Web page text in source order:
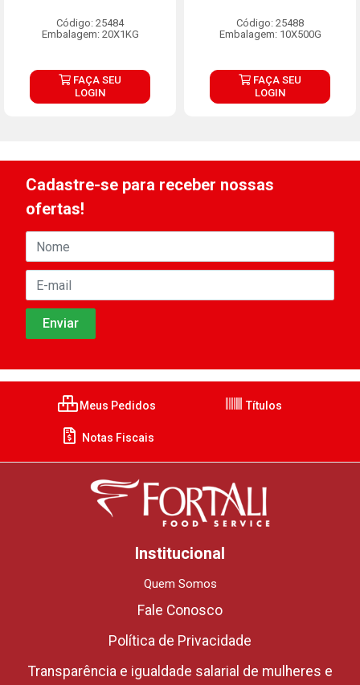
Código: 25484
Embalagem: 20X1KG
FAÇA SEU
LOGIN
Código: 25488
Embalagem: 10X500G
FAÇA SEU
LOGIN
Cadastre-se para receber nossas
ofertas!
Meus Pedidos Títulos
Notas Fiscais
Institucional
Quem Somos
Fale Conosco
Política de Privacidade
Transparência e igualdade salarial de mulheres e